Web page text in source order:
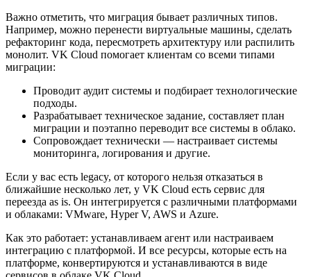
Важно отметить, что миграция бывает различных типов.
Например, можно перенести виртуальные машины, сделать
рефакторинг кода, пересмотреть архитектуру или распилить
монолит. VK Cloud помогает клиентам со всеми типами
миграции:
Проводит аудит системы и подбирает технологические
подходы.
Разрабатывает техническое задание, составляет план
миграции и поэтапно переводит все системы в облако.
Сопровождает технически — настраивает системы
мониторинга, логирования и другие.
Если у вас есть legacy, от которого нельзя отказаться в
ближайшие несколько лет, у VK Cloud есть сервис для
переезда as is. Он интегрируется с различными платформами
и облаками: VMware, Hyper V, AWS и Azure.
Как это работает: устанавливаем агент или настраиваем
интеграцию с платформой. И все ресурсы, которые есть на
платформе, конвертируются и устанавливаются в виде